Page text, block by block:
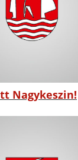
Nagykeszin!